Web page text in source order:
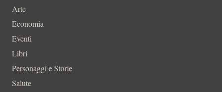
Arte
Economia
Eventi
Libri
Personaggi e Storie
Salute